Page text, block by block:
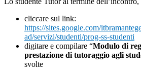
cliccare sul link:
https://sites.google.com/
ad/servizi/studenti/prog-ss-studenti
digitare e compilare “Modulo di
prestazione di tutoraggio agli
svolte